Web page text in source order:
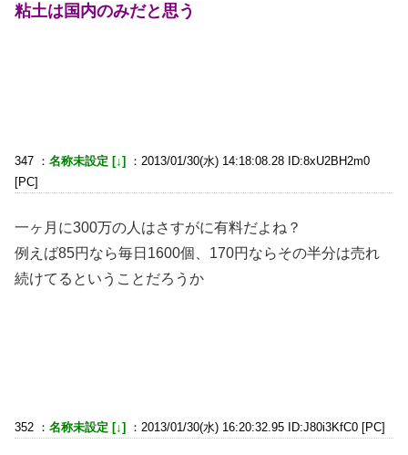
粘土は国内のみだと思う
347 ： 名称未設定 [↓]
：2013/01/30(水) 14:18:08.28 ID:8xU2BH2m0
[PC]
一ヶ月に300万の人はさすがに有料だよね？
例えば85円なら毎日1600個、170円ならその半分は売れ
続けてるということだろうか
352 ： 名称未設定 [↓] ：2013/01/30(水) 16:20:32.95 ID:J80i3KfC0 [PC]